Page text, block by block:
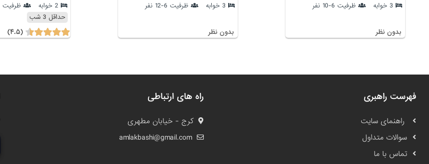
3 خوابه ظرفیت 6-10 نفر
بدون نظر
3 خوابه ظرفیت 6-12 نفر
بدون نظر
2 خوابه
ظرفیت 6-8 نفر
حداقل 3 شب
(۴.۵)
فهرست راهبری
راهنمای سایت
سوالات متداول
تماس با ما
راه های ارتباطی
کرج - خیابان مطهری
amlakbashi@gmail.com